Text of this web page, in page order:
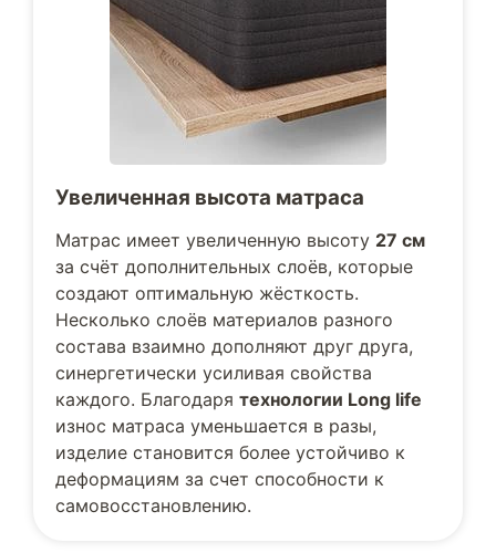
Увеличенная высота матраса
Матрас имеет увеличенную высоту 27 см
за счёт дополнительных слоёв, которые
создают оптимальную жёсткость.
Несколько слоёв материалов разного
состава взаимно дополняют друг друга,
синергетически усиливая свойства
каждого. Благодаря технологии Long life
износ матраса уменьшается в разы,
изделие становится более устойчиво к
деформациям за счет способности к
самовосстановлению.